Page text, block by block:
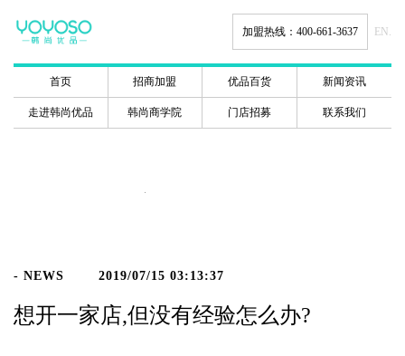
加盟热线：400-661-3637 EN.
首页 招商加盟 优品百货 新闻资讯
走进韩尚优品 韩尚商学院 门店招募 联系我们
- NEWS 2019/07/15 03:13:37
想开一家店,但没有经验怎么办?